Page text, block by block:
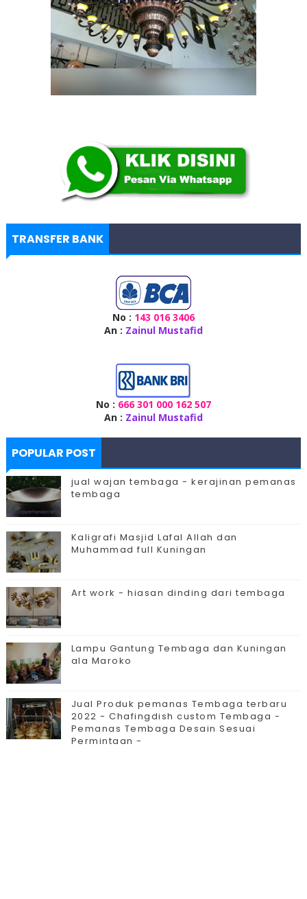
TRANSFER BANK
No : 143 016 3406
An : Zainul Mustafid
No : 666 301 000 162 507
An : Zainul Mustafid
POPULAR POST
jual wajan tembaga - kerajinan pemanas
tembaga
Kaligrafi Masjid Lafal Allah dan
Muhammad full Kuningan
Art work - hiasan dinding dari tembaga
Lampu Gantung Tembaga dan Kuningan
ala Maroko
Jual Produk pemanas Tembaga terbaru
2022 - Chafingdish custom Tembaga -
Pemanas Tembaga Desain Sesuai
Permintaan -